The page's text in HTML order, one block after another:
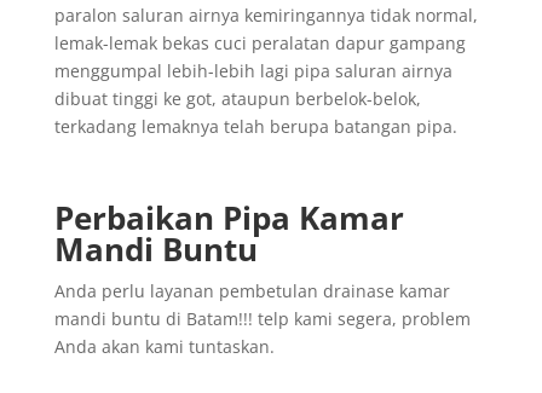
paralon saluran airnya kemiringannya tidak normal,
lemak-lemak bekas cuci peralatan dapur gampang
menggumpal lebih-lebih lagi pipa saluran airnya
dibuat tinggi ke got, ataupun berbelok-belok,
terkadang lemaknya telah berupa batangan pipa.
Perbaikan Pipa Kamar
Mandi Buntu
Anda perlu layanan pembetulan drainase kamar
mandi buntu di Batam!!! telp kami segera, problem
Anda akan kami tuntaskan.